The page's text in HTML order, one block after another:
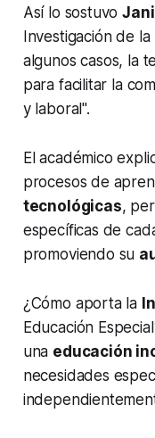
Así lo sostuvo
Investigación de la
algunos casos, la
para facilitar la
y laboral".
El académico
procesos de
tecnológicas,
específicas de
promoviendo su
¿Cómo aporta la
Educación
una educación
necesidades